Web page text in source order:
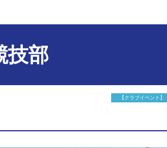
技部
【クラブイベント】